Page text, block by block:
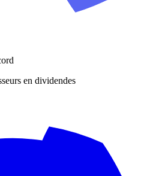
en dividendes